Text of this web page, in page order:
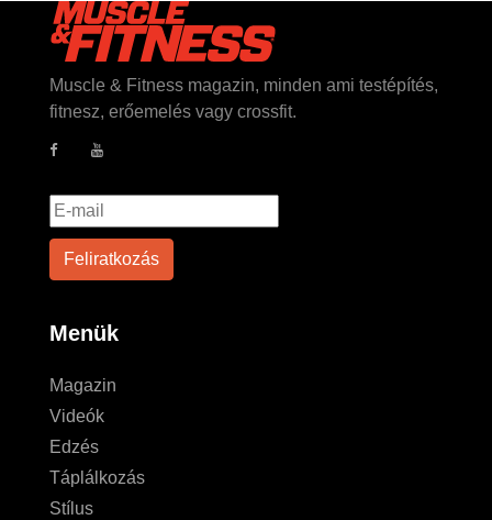
Muscle & Fitness magazin, minden ami testépítés,
fitnesz, erőemelés vagy crossfit.
Menük
Magazin
Videók
Edzés
Táplálkozás
Stílus